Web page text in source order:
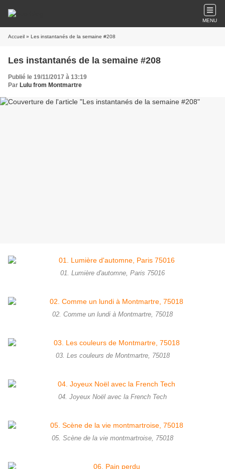
MENU
Accueil » Les instantanés de la semaine #208
Les instantanés de la semaine #208
Publié le 19/11/2017 à 13:19
Par Lulu from Montmartre
01. Lumière d'automne, Paris 75016
02. Comme un lundi à Montmartre, 75018
03. Les couleurs de Montmartre, 75018
04. Joyeux Noël avec la French Tech
05. Scène de la vie montmartroise, 75018